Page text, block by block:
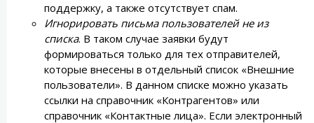
поддержку, а также отсутствует спам.
Игнорировать письма пользователей не из
списка. В таком случае заявки будут
формироваться только для тех отправителей,
которые внесены в отдельный список «Внешние
пользователи». В данном списке можно указать
ссылки на справочник «Контрагентов» или
справочник «Контактные лица». Если электронный